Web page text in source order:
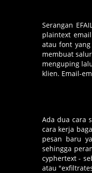
Serangan
plaintext
atau font
membuat
menguping
klien. Email-
Ada dua cara
cara kerja
pesan baru
sehingga
cyphertext -
atau